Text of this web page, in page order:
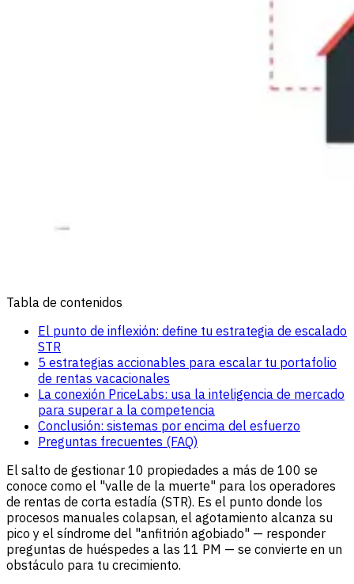
Tabla de contenidos
El punto de inflexión: define tu estrategia de escalado
STR
5 estrategias accionables para escalar tu portafolio
de rentas vacacionales
La conexión PriceLabs: usa la inteligencia de mercado
para superar a la competencia
Conclusión: sistemas por encima del esfuerzo
Preguntas frecuentes (FAQ)
El salto de gestionar 10 propiedades a más de 100 se
conoce como el "valle de la muerte" para los operadores
de rentas de corta estadía (STR). Es el punto donde los
procesos manuales colapsan, el agotamiento alcanza su
pico y el síndrome del "anfitrión agobiado" — responder
preguntas de huéspedes a las 11 PM — se convierte en un
obstáculo para tu crecimiento.